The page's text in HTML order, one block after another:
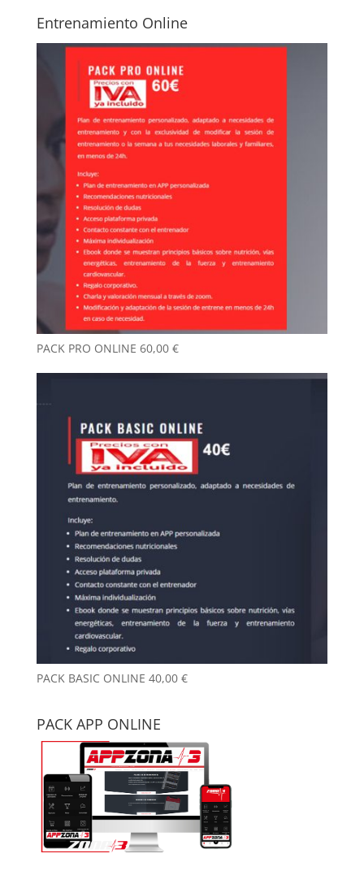
Entrenamiento Online
PACK PRO ONLINE 60,00 €
PACK BASIC ONLINE 40,00 €
PACK APP ONLINE